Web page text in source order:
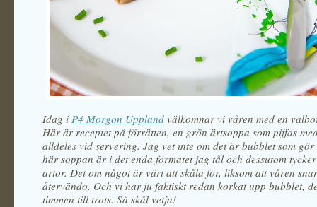
Idag i P4 Morgon Uppland välkomnar vi våren med en
Här är receptet på förrätten, en grön ärtsoppa som piffas
alldeles vid servering. Jag vet inte om det är bubblet som gör
här soppan är i det enda formatet jag tål och dessutom
ärtor. Det om något är värt att skåla för, liksom att våren
återvändo. Och vi har ju faktiskt redan korkat upp bubblet,
timmen till trots. Så skål vetja!